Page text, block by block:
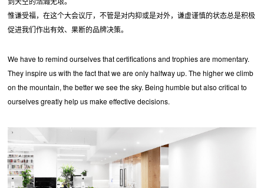
惟谦受福，在这个大会议厅，不管是对内抑或是对外，谦虚谨慎的状态总是积极
促进我们作出有效、果断的品牌决策。
We have to remind ourselves that certifications and trophies are momentary.
They inspire us with the fact that we are only halfway up. The higher we climb
on the mountain, the better we see the sky. Being humble but also critical to
ourselves greatly help us make effective decisions.